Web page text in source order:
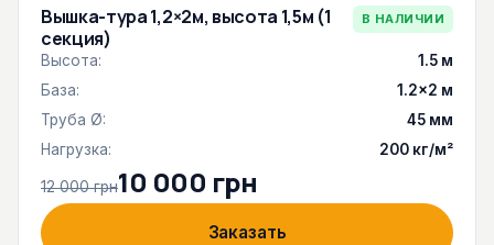
Вышка-тура 1,2×2м, высота 1,5м (1
секция)
В НАЛИЧИИ
Высота:
1.5 м
База:
1.2×2 м
Труба Ø:
45 мм
Нагрузка:
200 кг/м²
12 000 грн10 000 грн
Заказать